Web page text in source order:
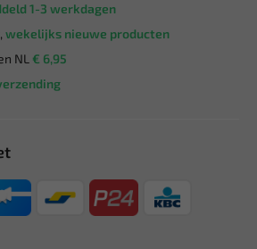
1-3 werkdagen
wekelijks nieuwe producten
NL € 6,95